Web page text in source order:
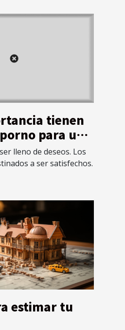
tienen
para un
lleno de deseos. Los
a ser satisfechos.
estimar tu